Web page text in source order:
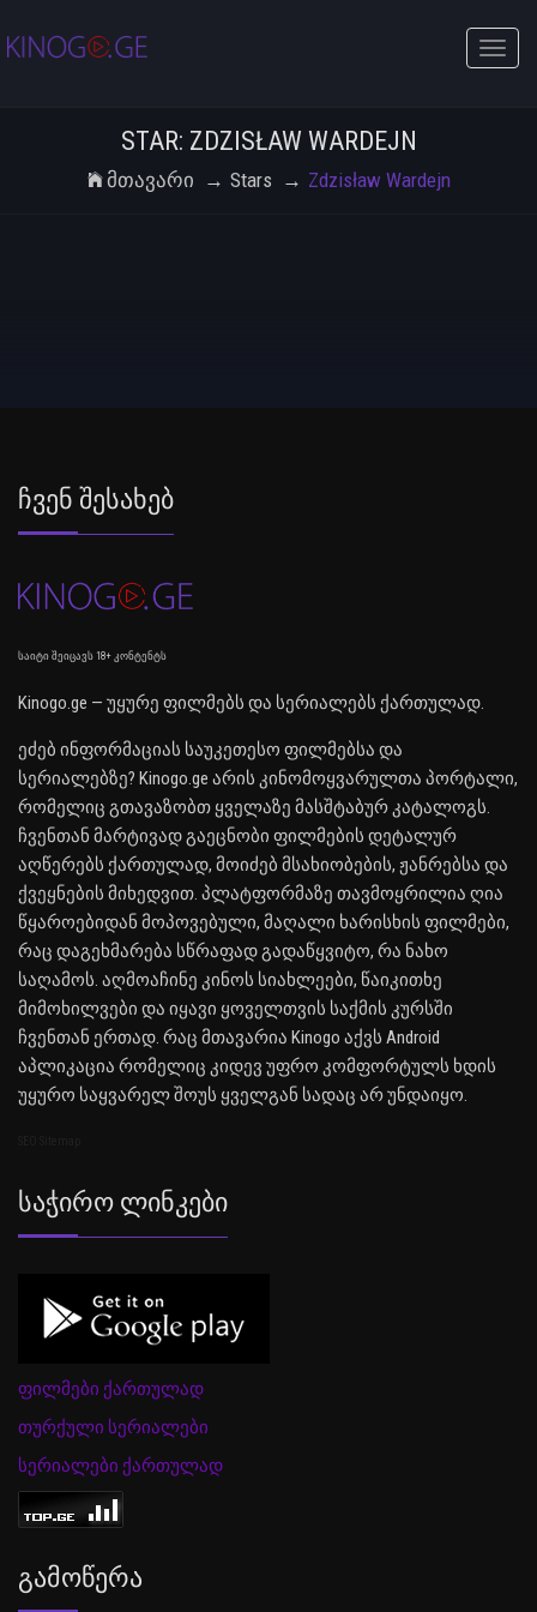
Toggle
STAR: ZDZISŁAW WARDEJN
Მთავარი Stars Zdzisław Wardejn
Ჩვენ Შესახებ
საიტი შეიცავს 18+ კონტენტს
Kinogo.ge — უყურე ფილმებს და სერიალებს ქართულად.
ეძებ ინფორმაციას საუკეთესო ფილმებსა და
სერიალებზე? Kinogo.ge არის კინომოყვარულთა პორტალი,
რომელიც გთავაზობთ ყველაზე მასშტაბურ კატალოგს.
ჩვენთან მარტივად გაეცნობი ფილმების დეტალურ
აღწერებს ქართულად, მოიძებ მსახიობების, ჟანრებსა და
ქვეყნების მიხედვით. პლატფორმაზე თავმოყრილია ღია
წყაროებიდან მოპოვებული, მაღალი ხარისხის ფილმები,
რაც დაგეხმარება სწრაფად გადაწყვიტო, რა ნახო
საღამოს. აღმოაჩინე კინოს სიახლეები, წაიკითხე
მიმოხილვები და იყავი ყოველთვის საქმის კურსში
ჩვენთან ერთად. რაც მთავარია Kinogo აქვს Android
აპლიკაცია რომელიც კიდევ უფრო კომფორტულს ხდის
უყურო საყვარელ შოუს ყველგან სადაც არ უნდაიყო.
Საჭირო Ლინკები
ფილმები ქართულად
თურქული სერიალები
სერიალები ქართულად
Გამოწერა